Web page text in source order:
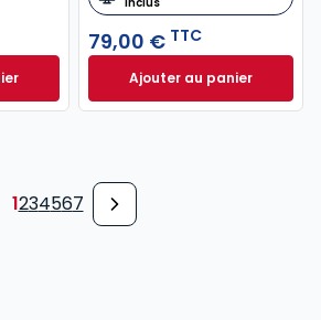
2027 annoté. Édition limitée à 37,00 €
79,00 € TTC
Ajouter au panier
Code de
1234567